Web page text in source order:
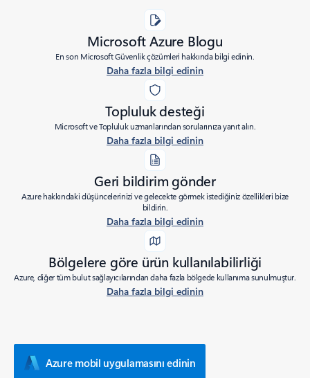
Microsoft Azure Blogu
En son Microsoft Güvenlik çözümleri hakkında bilgi edinin.
Daha fazla bilgi edinin
Topluluk desteği
Microsoft ve Topluluk uzmanlarından sorularınıza yanıt alın.
Daha fazla bilgi edinin
Geri bildirim gönder
Azure hakkındaki düşüncelerinizi ve gelecekte görmek istediğiniz özellikleri bize
bildirin.
Daha fazla bilgi edinin
Bölgelere göre ürün kullanılabilirliği
Azure, diğer tüm bulut sağlayıcılarından daha fazla bölgede kullanıma sunulmuştur.
Daha fazla bilgi edinin
Azure mobil uygulamasını edinin